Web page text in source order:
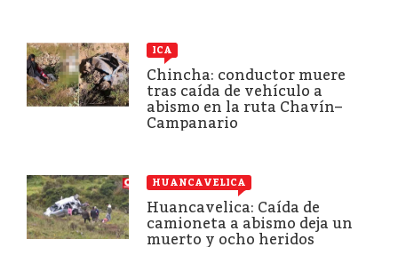
ICA
Chincha: conductor muere
tras caída de vehículo a
abismo en la ruta Chavín–
Campanario
HUANCAVELICA
Huancavelica: Caída de
camioneta a abismo deja un
muerto y ocho heridos